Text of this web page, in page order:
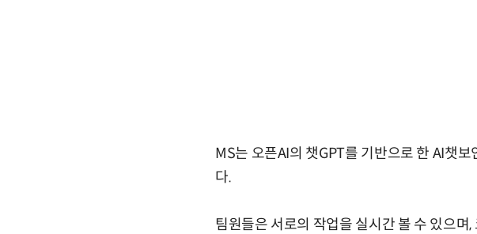
MS는 오픈AI의 챗GPT를 기반으로 한 AI챗
다.
팀원들은 서로의 작업을 실시간 볼 수 있으